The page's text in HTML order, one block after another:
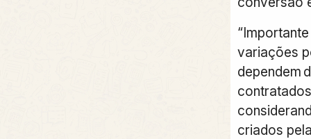
variações
dependem
criados